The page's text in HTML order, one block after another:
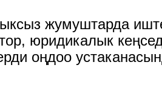
жумуштарда
юридикалык
оңдоо